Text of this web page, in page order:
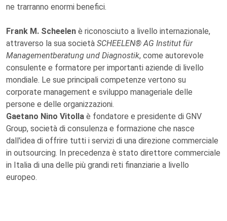
ne trarranno enormi benefici.
Frank M. Scheelen è riconosciuto a livello internazionale,
attraverso la sua società SCHEELEN® AG Institut für
Managementberatung und Diagnostik, come autorevole
consulente e formatore per importanti aziende di livello
mondiale. Le sue principali competenze vertono su
corporate management e sviluppo manageriale delle
persone e delle organizzazioni.
Gaetano Nino Vitolla è fondatore e presidente di GNV
Group, società di consulenza e formazione che nasce
dall'idea di offrire tutti i servizi di una direzione commerciale
in outsourcing. In precedenza è stato direttore commerciale
in Italia di una delle più grandi reti finanziarie a livello
europeo.